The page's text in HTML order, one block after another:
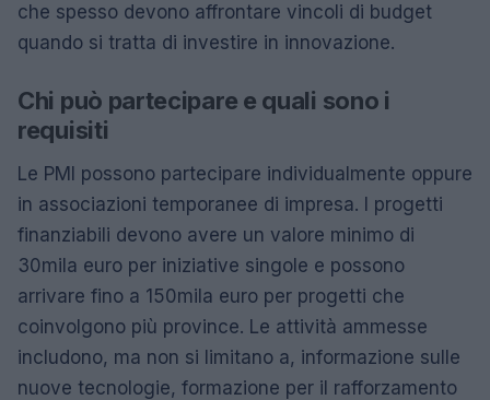
che spesso devono affrontare vincoli di budget
quando si tratta di investire in innovazione.
Chi può partecipare e quali sono i
requisiti
Le PMI possono partecipare individualmente oppure
in associazioni temporanee di impresa. I progetti
finanziabili devono avere un valore minimo di
30mila euro per iniziative singole e possono
arrivare fino a 150mila euro per progetti che
coinvolgono più province. Le attività ammesse
includono, ma non si limitano a, informazione sulle
nuove tecnologie, formazione per il rafforzamento